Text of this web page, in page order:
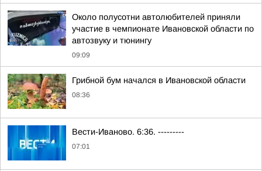
Около полусотни автолюбителей приняли
участие в чемпионате Ивановской области по
автозвуку и тюнингу
09:09
Грибной бум начался в Ивановской области
08:36
Вести-Иваново. 6:36. ---------
07:01